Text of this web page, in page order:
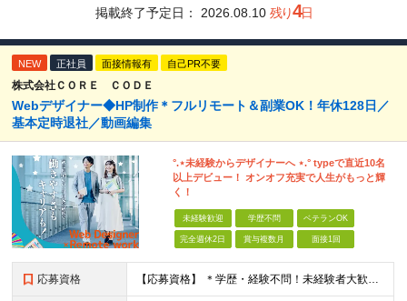
掲載終了予定日： 2026.08.10 残り4日
NEW 正社員 面接情報有 自己PR不要
株式会社ＣＯＲＥ ＣＯＤＥ
Webデザイナー◆HP制作＊フルリモート＆副業OK！年休128日／
基本定時退社／動画編集
°.⋆未経験からデザイナーへ ⋆.° typeで直近10名
以上デビュー！ オンオフ充実で人生がもっと輝
く！
未経験歓迎 学歴不問 ベテランOK
完全週休2日 賞与複数月 面接1回
応募資格 【応募資格】 ＊学歴・経験不問！未経験者大歓迎＊ ◆未経験からWebクリエイターとして働いてみたい方 ◆第二新卒・ブランクのある方も大歓迎！ ★学歴・知識・経験は一切問いません！ ★面接は「ポート